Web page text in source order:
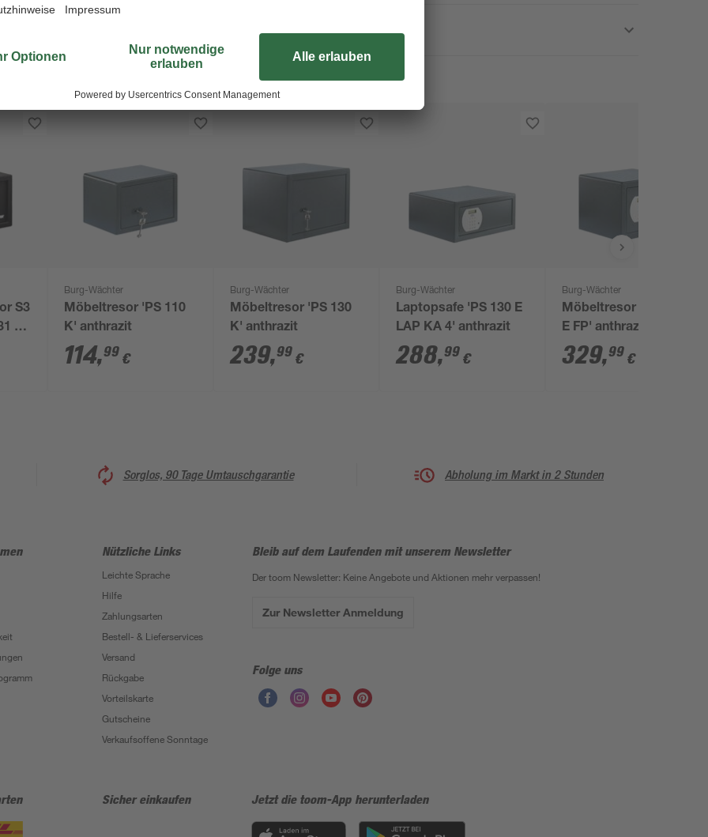
S3
x
Burg-Wächter
Möbeltresor 'PS 110
K' anthrazit
114,99 €
Burg-Wächter
Möbeltresor 'PS 130
K' anthrazit
239,99 €
Burg-Wächter
Laptopsafe 'PS 130 E
LAP KA 4' anthrazit
288,99 €
Burg-Wächter
Möbeltresor 'PS 120
E FP' anthrazit
329,99 €
Sorglos, 90 Tage Umtauschgarantie Abholung im Markt in 2 Stunden
Nützliche Links
Leichte Sprache
Hilfe
Zahlungsarten
Bestell- & Lieferservices
Versand
Rückgabe
Vorteilskarte
Gutscheine
Verkaufsoffene Sonntage
Bleib auf dem Laufenden mit unserem Newsletter
Der toom Newsletter: Keine Angebote und Aktionen mehr verpassen!
Zur Newsletter Anmeldung
Folge uns
Sicher einkaufen Jetzt die toom-App herunterladen